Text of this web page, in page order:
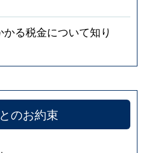
る税金について知り
のお約束